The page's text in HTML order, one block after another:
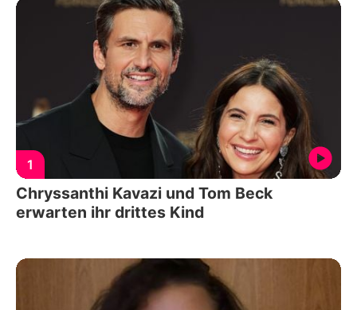
1
Chryssanthi Kavazi und Tom Beck
erwarten ihr drittes Kind